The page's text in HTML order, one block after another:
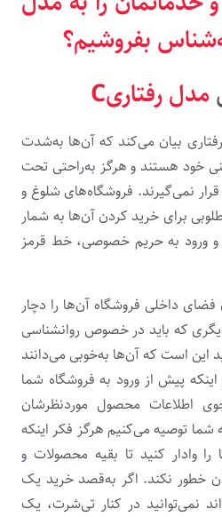
بفروشیم؟
مدل رفتاریC
بیان می‌کند که آن‌ها به‌شدت
خود هستند و هرگز به‌راحتی تحت
قرار نمی‌گیرند. فروشگاه‌های شلوغ و
برای خرید کردن آن‌ها به شمار
و ورود به حریم خصوصی، خط قرمز
داخلی فروشگاه آن‌ها را دچار
که باید در خصوص روانشناسی
این است که آن‌ها به‌خوبی می‌دانند
پیش از ورود به فروشگاه شما
اطلاعات محصول موردنظرشان
شما توصیه می‌کنیم هرگز فکر اینکه
را وادار کنید تا بقیه محصولات و
خطور نکند. اگر به‌قصد خرید یک
نمی‌توانید در کنار تی‌شرت، یک